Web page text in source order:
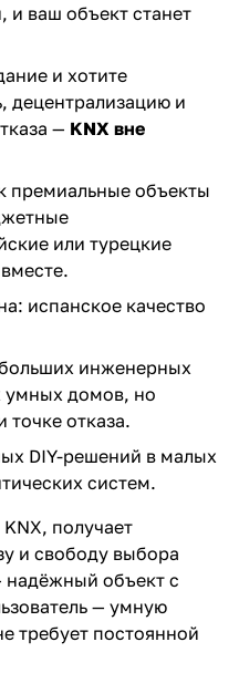
и ваш объект станет
и хотите
децентрализацию и
— KNX вне
премиальные объекты
или турецкие
испанское качество
инженерных
умных домов, но
точке отказа.
DIY-решений в малых
систем.
получает
и свободу выбора
объект с
— умную
требует постоянной